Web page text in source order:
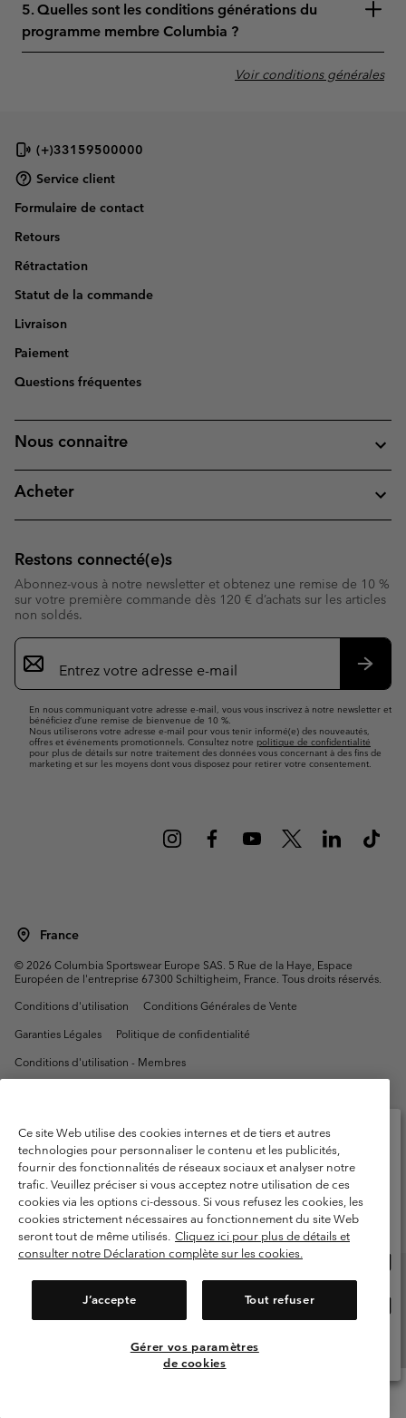
5. Quelles sont les conditions générations du
programme membre Columbia ?
Voir conditions générales
(+)33159500000
Service client
Formulaire de contact
Retours
Rétractation
Statut de la commande
Livraison
Paiement
Questions fréquentes
Nous connaitre
Acheter
Restons connecté(e)s
Abonnez-vous à notre newsletter et obtenez une remise de 10 %
sur votre première commande dès 120 € d’achats sur les articles
non soldés.
Inscription
par
e-
En nous communiquant votre adresse e-mail, vous vous inscrivez à notre newsletter et
bénéficiez d’une remise de bienvenue de 10 %.
Nous utiliserons votre adresse e-mail pour vous tenir informé(e) des nouveautés,
offres et événements promotionnels. Consultez notre politique de confidentialité
pour plus de détails sur notre traitement des données vous concernant à des fins de
marketing et sur les moyens dont vous disposez pour retirer votre consentement.
France
©2026 Columbia Sportswear Europe SAS. 5 Rue de la Haye, Espace
Européen de l'entreprise 67300 Schiltigheim, France. Tous droits réservés.
Conditions d'utilisation
Conditions Générales de Vente
Garanties Légales
Politique de confidentialité
Conditions d'utilisation - Membres
Service client: Lun - Sam de 9h à 13h et de 14h à 18h
(+)33159500000
Ce site Web utilise des cookies internes et de tiers et autres
technologies pour personnaliser le contenu et les publicités,
fournir des fonctionnalités de réseaux sociaux et analyser notre
trafic. Veuillez préciser si vous acceptez notre utilisation de ces
cookies via les options ci-dessous. Si vous refusez les cookies, les
cookies strictement nécessaires au fonctionnement du site Web
seront tout de même utilisés. Cliquez ici pour plus de détails et
consulter notre Déclaration complète sur les cookies.
J’accepte Tout refuser
Gérer vos paramètres
de cookies
Veuillez sélectionner votre pays d’expédition et
votre langue
Achats en ligne disponibles
United States
ligne
France
Voir Tous Les Pays